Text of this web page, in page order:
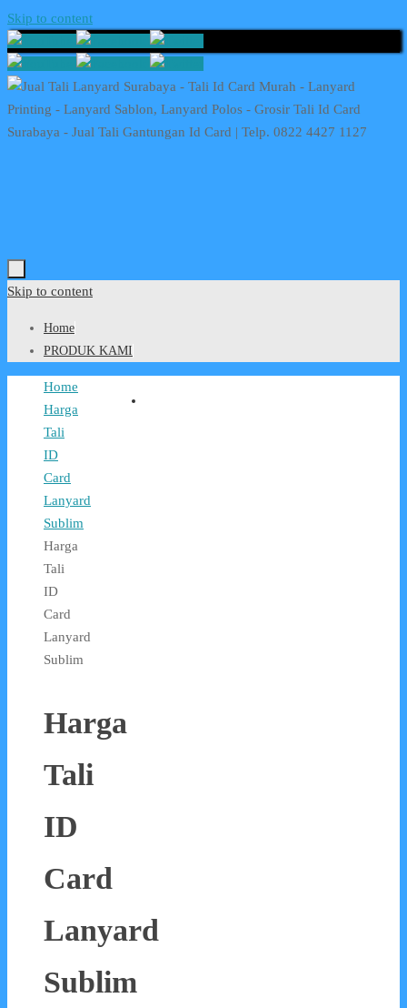
Skip to content
Skip to content
Home
PRODUK KAMI
Home
Harga
Tali
ID
Card
Lanyard
Sublim
Harga
Tali
ID
Card
Lanyard
Sublim
Harga
Tali
ID
Card
Lanyard
Sublim